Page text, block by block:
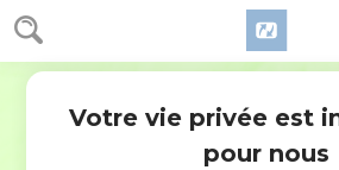
Votre vie privée est
pour nous